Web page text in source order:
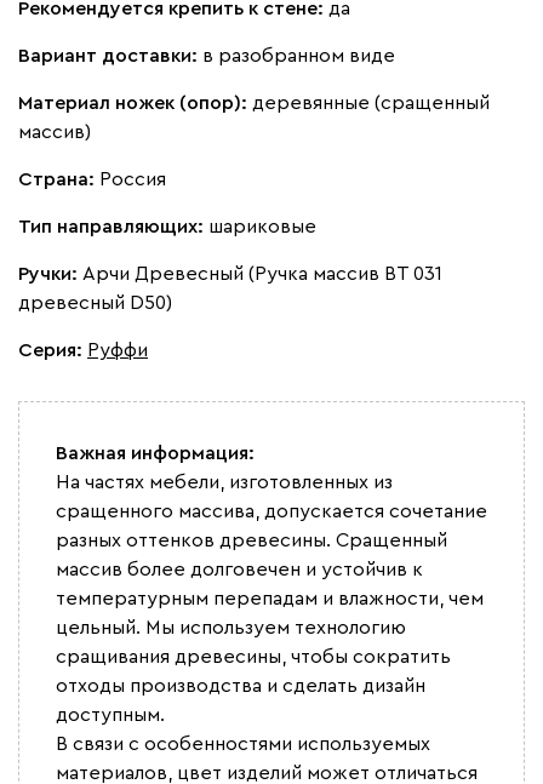
Рекомендуется крепить к стене: да
Вариант доставки: в разобранном виде
Материал ножек (опор): деревянные (сращенный
массив)
Страна: Россия
Тип направляющих: шариковые
Ручки: Арчи Древесный (Ручка массив ВТ 031
древесный D50)
Серия: Руффи
Важная информация:
На частях мебели, изготовленных из
сращенного массива, допускается сочетание
разных оттенков древесины. Сращенный
массив более долговечен и устойчив к
температурным перепадам и влажности, чем
цельный. Мы используем технологию
сращивания древесины, чтобы сократить
отходы производства и сделать дизайн
доступным.
В связи с особенностями используемых
материалов, цвет изделий может отличаться